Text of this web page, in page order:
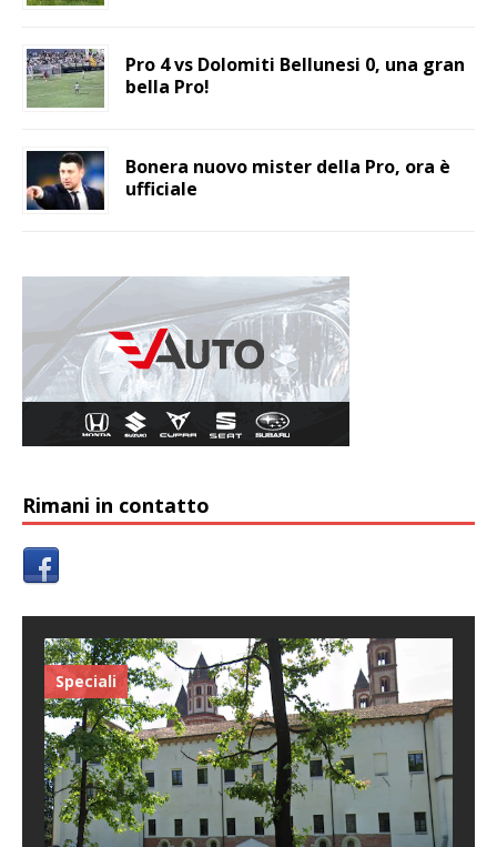
Pro 4 vs Dolomiti Bellunesi 0, una gran
bella Pro!
Bonera nuovo mister della Pro, ora è
ufficiale
Rimani in contatto
Speciali